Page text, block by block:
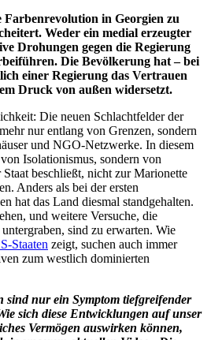
Farbenrevolution in Georgien zu
Weder ein medial erzeugter
Drohungen gegen die Regierung
Die Bevölkerung hat – bei
einer Regierung das Vertrauen
Druck von außen widersetzt.
Die neuen Schlachtfelder der
nur entlang von Grenzen, sondern
und NGO-Netzwerke. In diesem
Isolationismus, sondern von
beschließt, nicht zur Marionette
Anders als bei der ersten
hat das Land diesmal standgehalten.
und weitere Versuche, die
sind zu erwarten. Wie
Staaten zeigt, suchen auch immer
zum westlich dominierten
sind nur ein Symptom tiefgreifender
sich diese Entwicklungen auf unser
Vermögen auswirken können,